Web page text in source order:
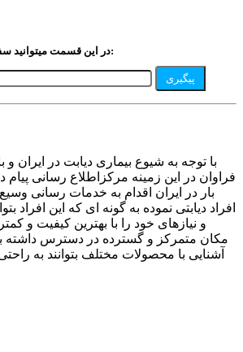
در این قسمت میتوانید سفارشات خود را پیگیری کنید:
پیگیری
با توجه به شیوع بیماری دیابت در ایران
فراوان در این زمینه مرکزاطلاع رسانی پیام
بار در ایران اقدام به خدمات رسانی
افراد دیابتی نموده به گونه ای که این افراد
و نیازهای خود را با بهترین کیفیت و
مکان متمرکز و گسترده در دسترس داشته
آشنایی با محصولات مختلف بتوانند به